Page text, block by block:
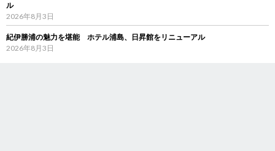
ル
2026年8月3日
紀伊勝浦の魅力を堪能 ホテル浦島、日昇館をリニューアル
2026年8月3日